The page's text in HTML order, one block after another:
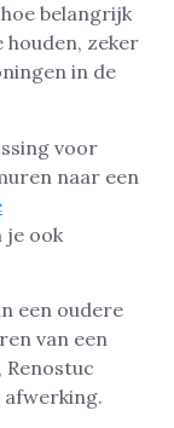
belangrijk
zeker
in de
voor
naar een
je ook
een oudere
van een